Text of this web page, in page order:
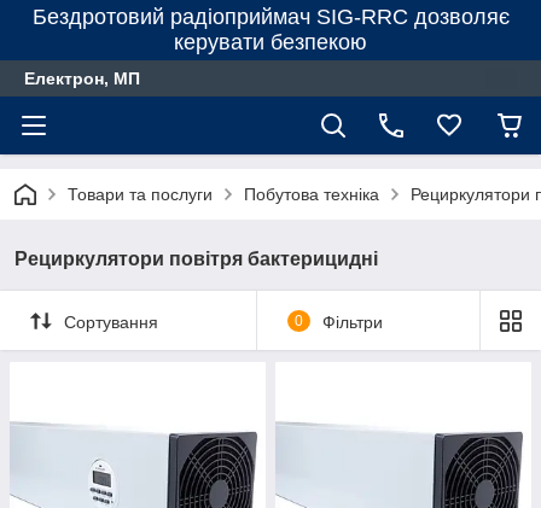
Бездротовий радіоприймач SIG-RRC дозволяє
керувати безпекою
Електрон, МП
Товари та послуги Побутова техніка Рециркулятори
Рециркулятори повітря бактерицидні
Сортування 0 Фільтри